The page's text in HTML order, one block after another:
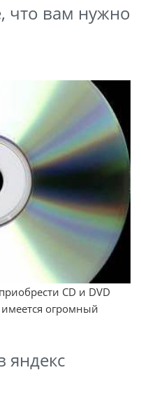
что вам нужно
CD и DVD
огромный
яндекс